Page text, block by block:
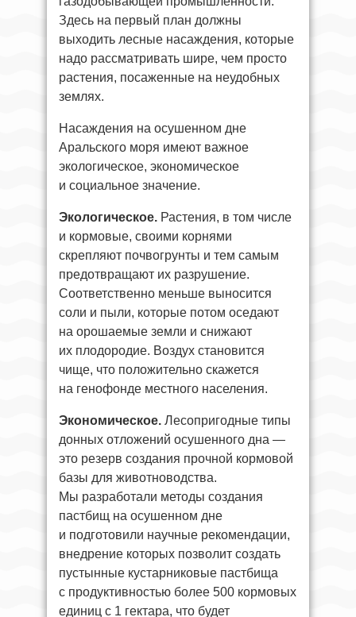
Здесь на первый план должны
выходить лесные насаждения, которые
надо рассматривать шире, чем просто
растения, посаженные на неудобных
землях.
Насаждения на осушенном дне
Аральского моря имеют важное
экологическое, экономическое
и социальное значение.
Экологическое. Растения, в том числе
и кормовые, своими корнями
скрепляют почвогрунты и тем самым
предотвращают их разрушение.
Соответственно меньше выносится
соли и пыли, которые потом оседают
на орошаемые земли и снижают
их плодородие. Воздух становится
чище, что положительно скажется
на генофонде местного населения.
Экономическое. Лесопригодные типы
донных отложений осушенного дна —
это резерв создания прочной кормовой
базы для животноводства.
Мы разработали методы создания
пастбищ на осушенном дне
и подготовили научные рекомендации,
внедрение которых позволит создать
пустынные кустарниковые пастбища
с продуктивностью более 500 кормовых
единиц с 1 гектара, что будет